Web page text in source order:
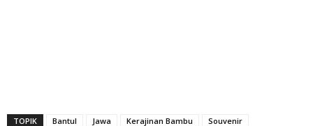
TOPIK Bantul Jawa Kerajinan Bambu
Souvenir